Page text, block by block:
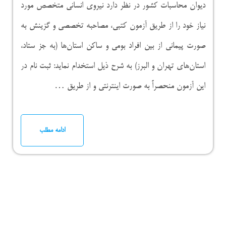
دیوان محاسبات کشور در نظر دارد نیروی انسانی متخصص مورد
نیاز خود را از طریق آزمون کتبی، مصاحبه تخصصی و گزینش به
صورت پیمانی از بین افراد بومی و ساکن استان‌ها (به جز ستاد،
استان‌های تهران و البرز) به شرح ذیل استخدام نماید: ثبت نام در
این آزمون منحصراً به صورت اینترنتی و از طریق …
ادامه مطلب